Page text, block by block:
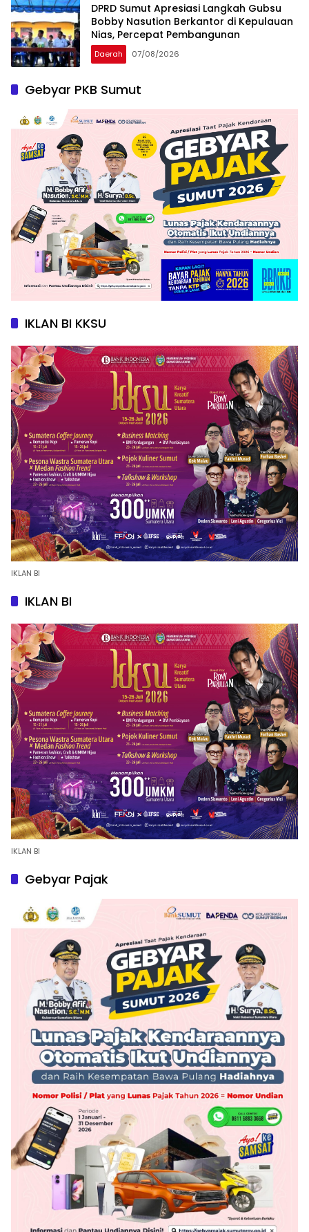
DPRD Sumut Apresiasi Langkah Gubsu
Bobby Nasution Berkantor di Kepulauan
Nias, Percepat Pembangunan
Daerah 07/08/2026
Gebyar PKB Sumut
IKLAN BI KKSU
IKLAN BI
IKLAN BI
IKLAN BI
Gebyar Pajak